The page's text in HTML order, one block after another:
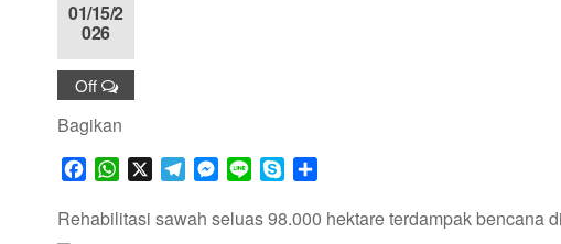
01/15/2
026
Off
Bagikan
c
W
a
l
M
s
n
y
a
Rehabilitasi sawah seluas 98.000 hektare terdampak bencana